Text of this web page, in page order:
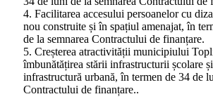
4. Facilitarea accesului persoanelor cu
nou construite și în spațiul amenajat, în
de la semnarea Contractului de finanțare.
5. Creșterea atractivității municipiului
îmbunătățirea stării infrastructurii școlare
infrastructură urbană, în termen de 34 de
Contractului de finanțare..